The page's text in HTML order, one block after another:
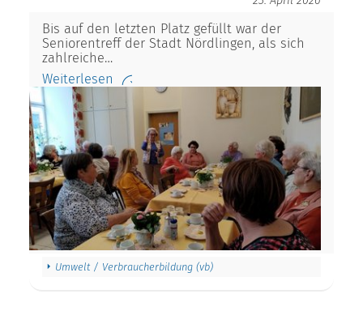
Bis auf den letzten Platz gefüllt war der
Seniorentreff der Stadt Nördlingen, als sich
zahlreiche…
Weiterlesen